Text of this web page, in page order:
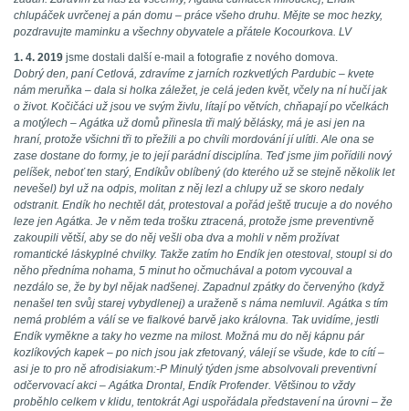
chlupáček uvrčenej a pán domu – práce všeho druhu. Mějte se moc hezky,
pozdravujte maminku a všechny obyvatele a přátele Kocourkova. LV
1. 4. 2019 jsme dostali další e-mail a fotografie z nového domova.
Dobrý den, paní Cetlová, zdravíme z jarních rozkvetlých Pardubic – kvete
nám meruňka – dala si holka záležet, je celá jeden květ, včely na ní hučí jak
o život. Kočičáci už jsou ve svým živlu, lítají po větvích, chňapají po včelkách
a motýlech – Agátka už domů přinesla tři malý bělásky, má je asi jen na
hraní, protože všichni tři to přežili a po chvíli mordování jí ulítli. Ale ona se
zase dostane do formy, je to její parádní disciplína. Teď jsme jim pořídili nový
pelíšek, neboť ten starý, Endíkův oblíbený (do kterého už se stejně několik let
nevešel) byl už na odpis, molitan z něj lezl a chlupy už se skoro nedaly
odstranit. Endík ho nechtěl dát, protestoval a pořád ještě trucuje a do nového
leze jen Agátka. Je v něm teda trošku ztracená, protože jsme preventivně
zakoupili větší, aby se do něj vešli oba dva a mohli v něm prožívat
romantické láskyplné chvilky. Takže zatím ho Endík jen otestoval, stoupl si do
něho předníma nohama, 5 minut ho očmuchával a potom vycouval a
nezdálo se, že by byl nějak nadšenej. Zapadnul zpátky do červenýho (když
nenašel ten svůj starej vybydlenej) a uraženě s náma nemluvil. Agátka s tím
nemá problém a válí se ve fialkové barvě jako královna. Tak uvidíme, jestli
Endík vyměkne a taky ho vezme na milost. Možná mu do něj kápnu pár
kozlíkových kapek – po nich jsou jak zfetovaný, válejí se všude, kde to cítí –
asi je to pro ně afrodisiakum:-P Minulý týden jsme absolvovali preventivní
odčervovací akci – Agátka Drontal, Endík Profender. Většinou to vždy
proběhlo celkem v klidu, tentokrát Agi uspořádala představení na úrovni – že